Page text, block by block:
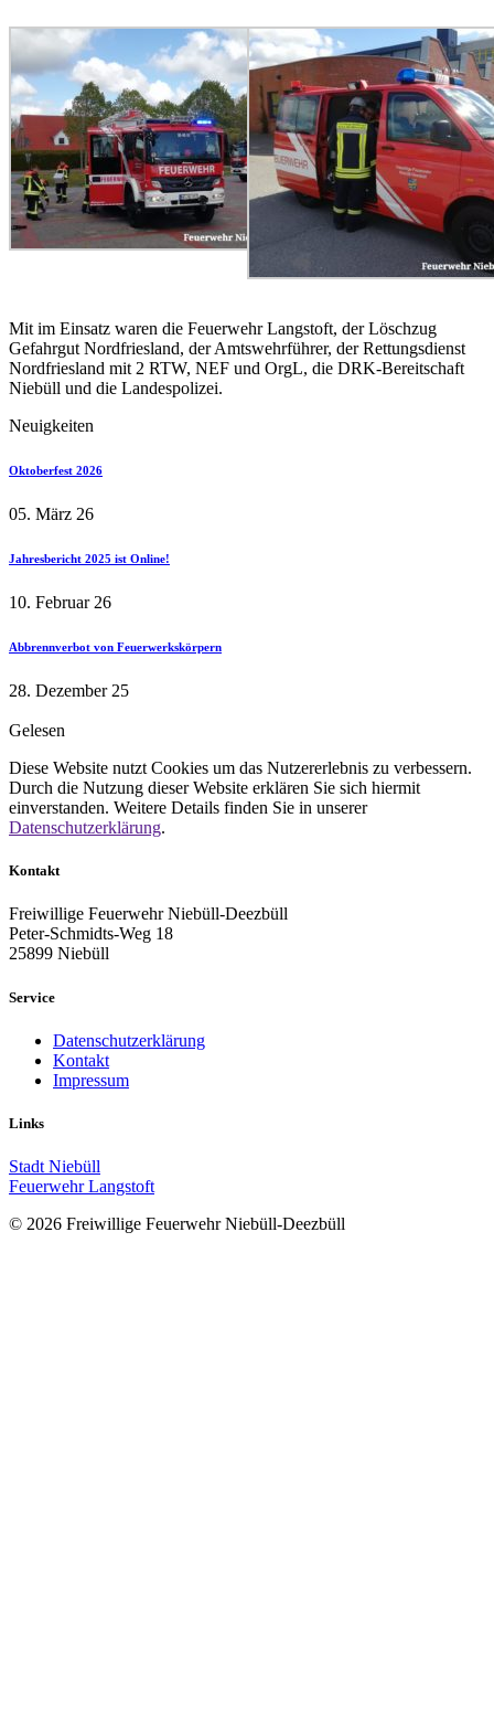
Mit im Einsatz waren die Feuerwehr Langstoft, der Löschzug
Gefahrgut Nordfriesland, der Amtswehrführer, der Rettungsdienst
Nordfriesland mit 2 RTW, NEF und OrgL, die DRK-Bereitschaft
Niebüll und die Landespolizei.
Neuigkeiten
Oktoberfest 2026
05. März 26
Jahresbericht 2025 ist Online!
10. Februar 26
Abbrennverbot von Feuerwerkskörpern
28. Dezember 25
Gelesen
Diese Website nutzt Cookies um das Nutzererlebnis zu verbessern.
Durch die Nutzung dieser Website erklären Sie sich hiermit
einverstanden. Weitere Details finden Sie in unserer
Datenschutzerklärung.
Kontakt
Freiwillige Feuerwehr Niebüll-Deezbüll
Peter-Schmidts-Weg 18
25899 Niebüll
Service
Datenschutzerklärung
Kontakt
Impressum
Links
Stadt Niebüll
Feuerwehr Langstoft
© 2026 Freiwillige Feuerwehr Niebüll-Deezbüll